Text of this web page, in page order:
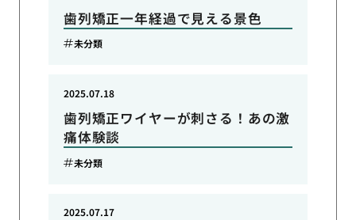
歯列矯正一年経過で見える景色
未分類
歯列矯正ワイヤーが刺さる！あの激
痛体験談
2025.07.18
未分類
2025.07.17